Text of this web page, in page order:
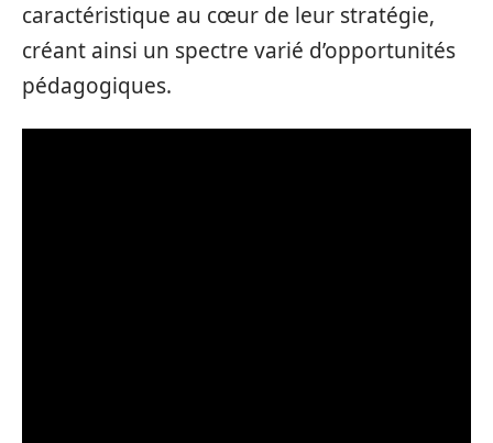
caractéristique au cœur de leur stratégie,
créant ainsi un spectre varié d’opportunités
pédagogiques.